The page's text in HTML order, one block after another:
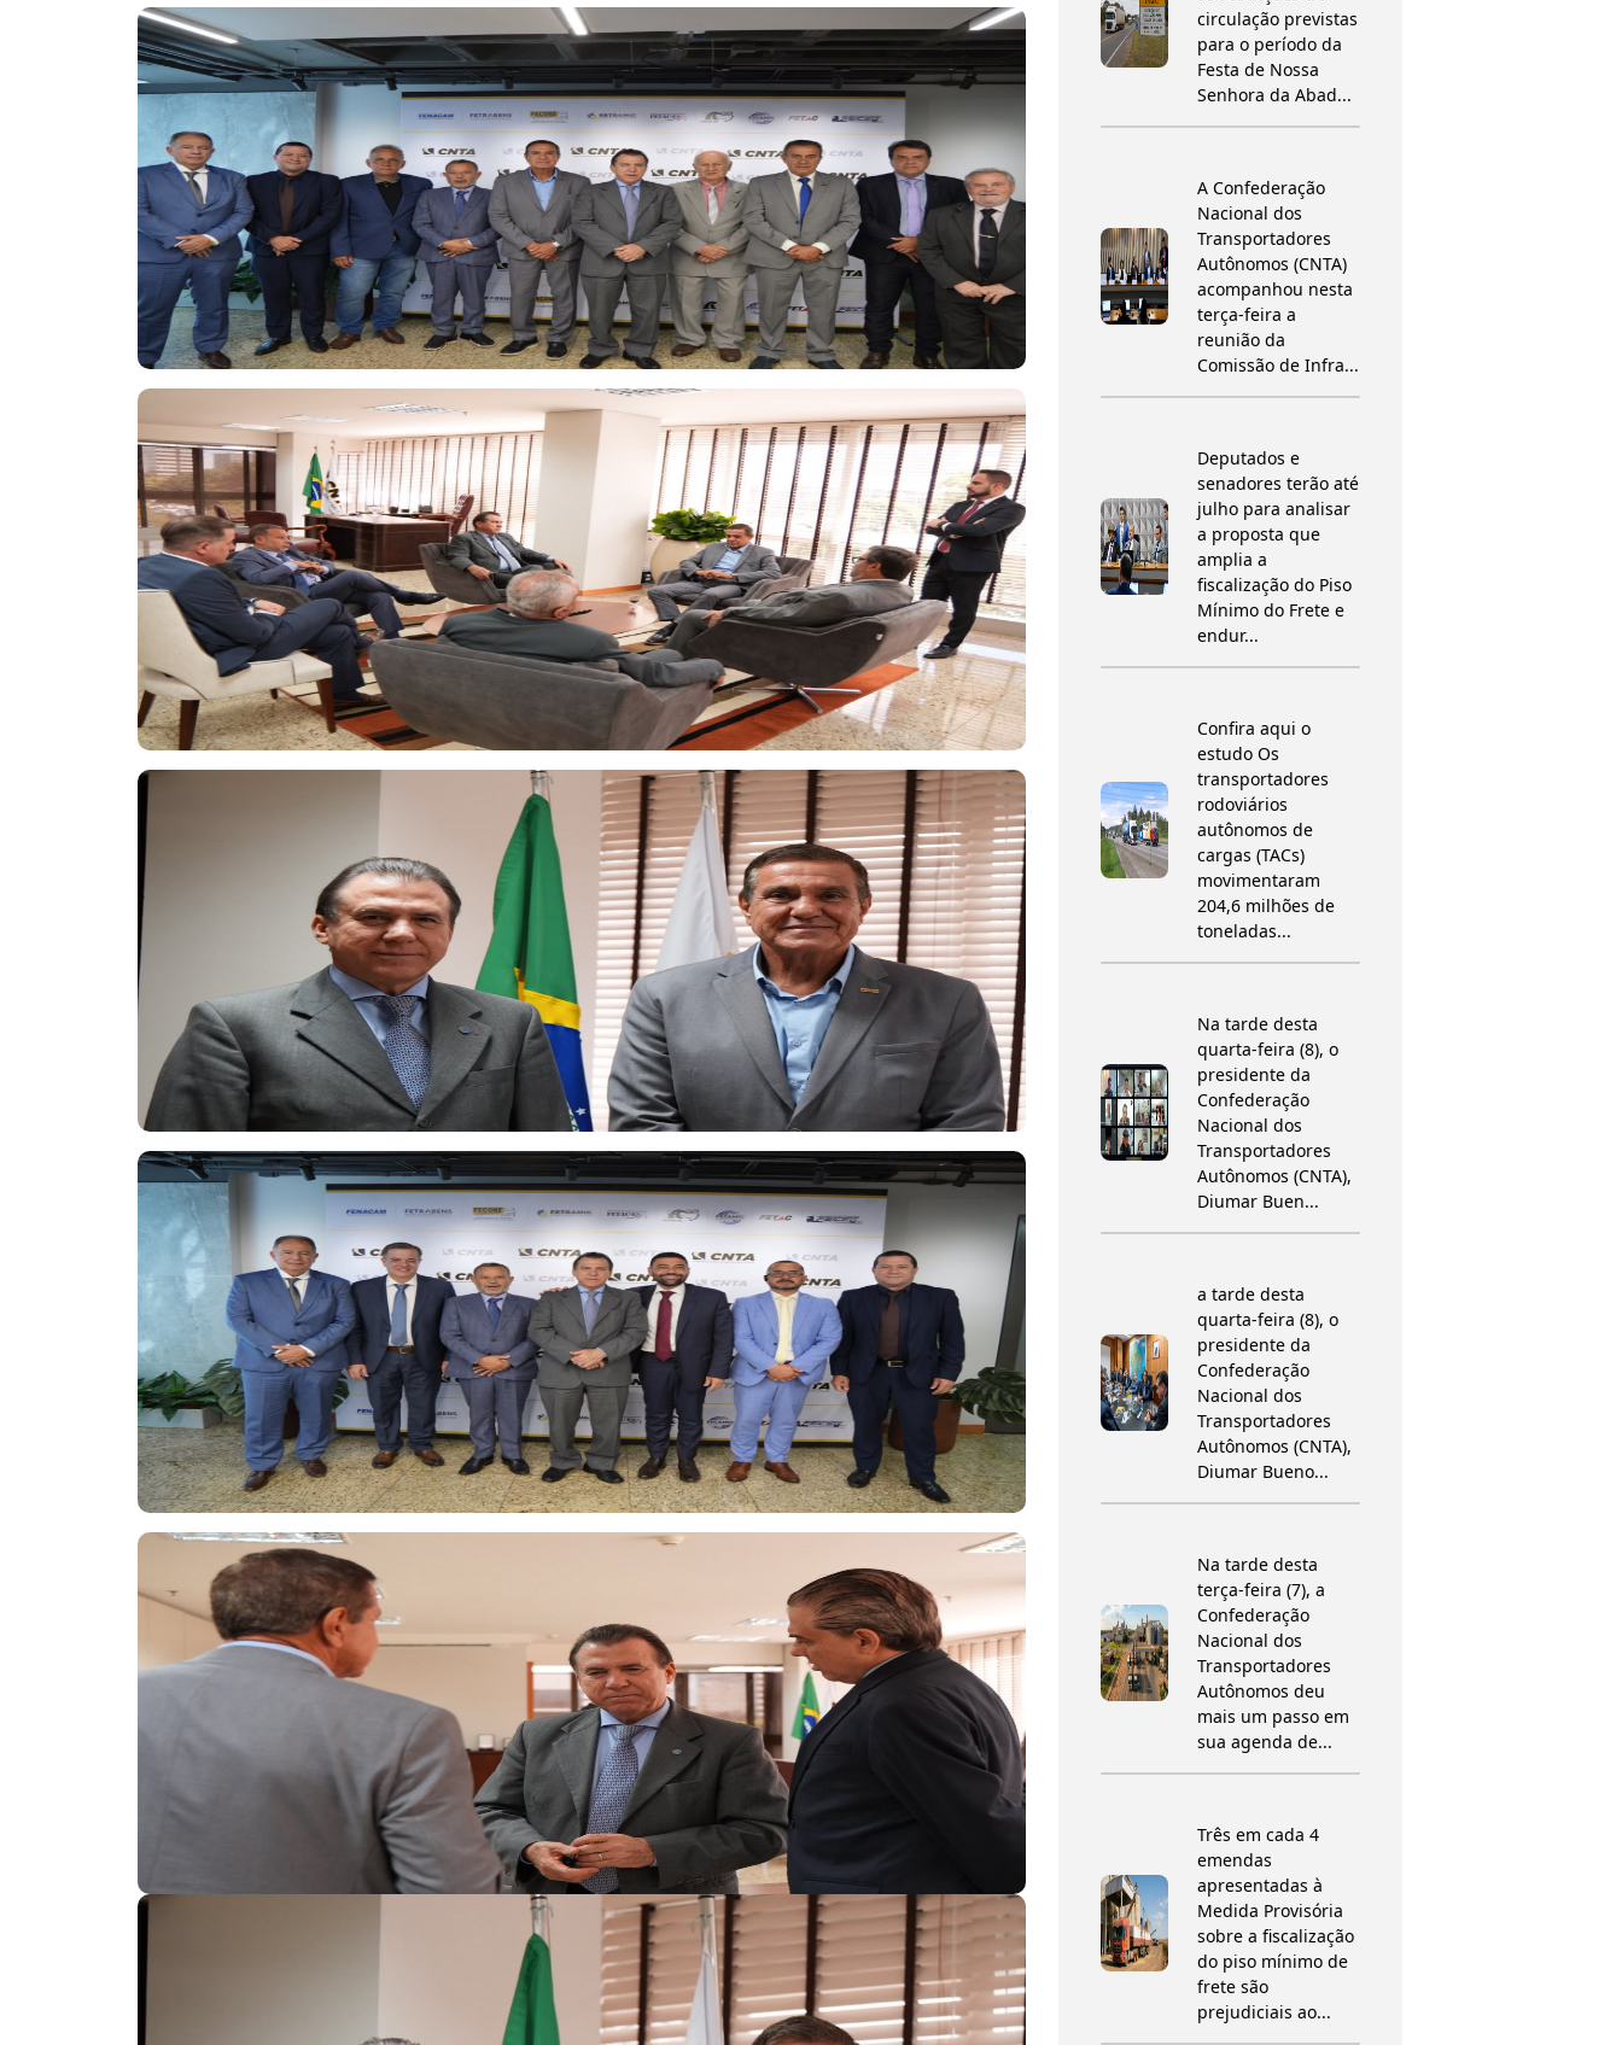
circulação previstas
para o período da
Festa de Nossa
Senhora da Abad...
A Confederação
Nacional dos
Transportadores
Autônomos (CNTA)
acompanhou nesta
terça-feira a
reunião da
Comissão de Infra...
Deputados e
senadores terão até
julho para analisar
a proposta que
amplia a
fiscalização do Piso
Mínimo do Frete e
endur...
Confira aqui o
estudo Os
transportadores
rodoviários
autônomos de
cargas (TACs)
movimentaram
204,6 milhões de
toneladas...
Na tarde desta
quarta-feira (8), o
presidente da
Confederação
Nacional dos
Transportadores
Autônomos (CNTA),
Diumar Buen...
a tarde desta
quarta-feira (8), o
presidente da
Confederação
Nacional dos
Transportadores
Autônomos (CNTA),
Diumar Bueno...
Na tarde desta
terça-feira (7), a
Confederação
Nacional dos
Transportadores
Autônomos deu
mais um passo em
sua agenda de...
Três em cada 4
emendas
apresentadas à
Medida Provisória
sobre a fiscalização
do piso mínimo de
frete são
prejudiciais ao...